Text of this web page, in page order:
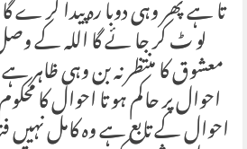
تا ہے پھر وہی دوبا رہ پیدا کر
لو ٹ کر جا ئے گا اللہ کے
معشوق کا منتظر نہ بن وہی ظاہر
احوال پر حاکم ہو تا احوال کا
احوال کے تابع ہے وہ کامل نہیں